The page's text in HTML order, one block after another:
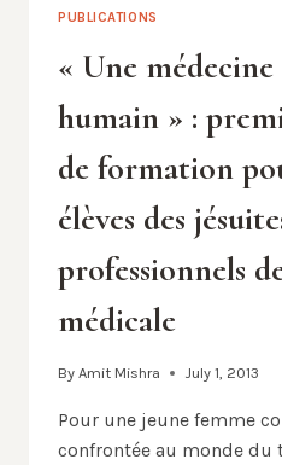
PUBLICATIONS
« Une médecine
humain » :
de formation
élèves des
professionnels
médicale
By Amit Mishra July 1, 2013
Pour une jeune femme
confrontée au monde du